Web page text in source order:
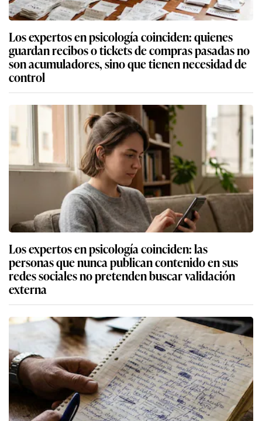
Los expertos en psicología coinciden: quienes
guardan recibos o tickets de compras pasadas no
son acumuladores, sino que tienen necesidad de
control
Los expertos en psicología coinciden: las
personas que nunca publican contenido en sus
redes sociales no pretenden buscar validación
externa